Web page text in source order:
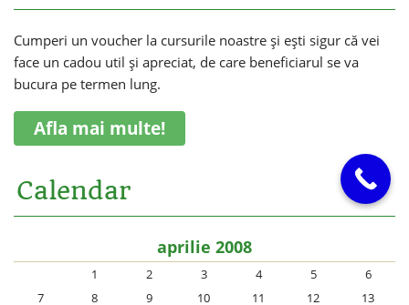
Cumperi un voucher la cursurile noastre și ești sigur că vei
face un cadou util și apreciat, de care beneficiarul se va
bucura pe termen lung.
Afla mai multe!
Calendar
aprilie 2008
1 2 3 4 5
6
7
8 9 10 11 12
13